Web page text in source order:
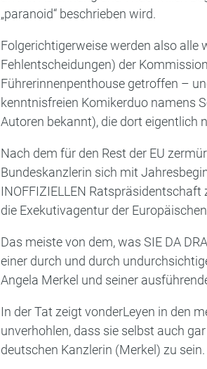
„paranoid“ beschrieben wird.
Folgerichtigerweise werden also alle
Fehlentscheidungen) der
Führerinnenpenthouse getroffen –
kenntnisfreien Komikerduo namens
Autoren bekannt), die dort eigentlich
Nach dem für den Rest der EU
Bundeskanzlerin sich mit
INOFFIZIELLEN
die Exekutivagentur der
Das meiste von dem, was SIE DA
einer durch und durch
Angela Merkel und seiner
In der Tat zeigt vonderLeyen in den
unverhohlen, dass sie selbst auch
deutschen Kanzlerin (Merkel) zu sein.